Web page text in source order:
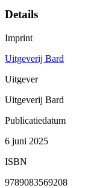
Details
Imprint
Uitgeverij Bard
Uitgever
Uitgeverij Bard
Publicatiedatum
6 juni 2025
ISBN
9789083569208